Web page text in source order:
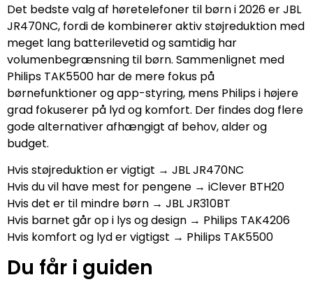
Det bedste valg af høretelefoner til børn i 2026 er JBL
JR470NC, fordi de kombinerer aktiv støjreduktion med
meget lang batterilevetid og samtidig har
volumenbegrænsning til børn. Sammenlignet med
Philips TAK5500 har de mere fokus på
børnefunktioner og app-styring, mens Philips i højere
grad fokuserer på lyd og komfort. Der findes dog flere
gode alternativer afhængigt af behov, alder og
budget.
Hvis støjreduktion er vigtigt → JBL JR470NC
Hvis du vil have mest for pengene → iClever BTH20
Hvis det er til mindre børn → JBL JR310BT
Hvis barnet går op i lys og design → Philips TAK4206
Hvis komfort og lyd er vigtigst → Philips TAK5500
Du får i guiden